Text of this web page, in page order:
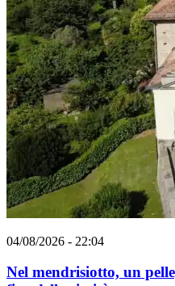
04/08/2026 - 22:04
Nel mendrisiotto, un